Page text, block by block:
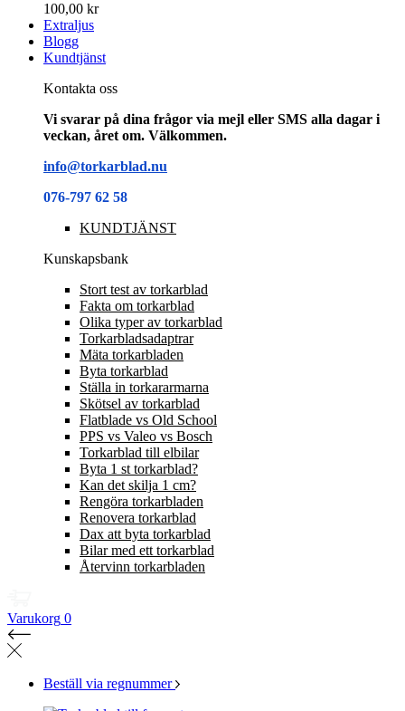
100,00 kr
Extraljus
Blogg
Kundtjänst
Kontakta oss
Vi svarar på dina frågor via mejl eller SMS alla dagar i
veckan, året om. Välkommen.
info@torkarblad.nu
076-797 62 58
KUNDTJÄNST
Kunskapsbank
Stort test av torkarblad
Fakta om torkarblad
Olika typer av torkarblad
Torkarbladsadaptrar
Mäta torkarbladen
Byta torkarblad
Ställa in torkararmarna
Skötsel av torkarblad
Flatblade vs Old School
PPS vs Valeo vs Bosch
Torkarblad till elbilar
Byta 1 st torkarblad?
Kan det skilja 1 cm?
Rengöra torkarbladen
Renovera torkarblad
Dax att byta torkarblad
Bilar med ett torkarblad
Återvinn torkarbladen
Varukorg 0
Beställ via regnummer